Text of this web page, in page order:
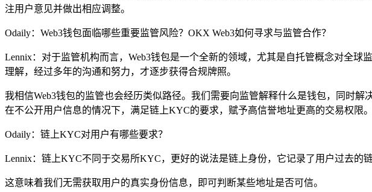
注用户意见并做出相应调整。
Odaily：Web3钱包面临哪些重要监管风险？OKX Web3如何寻求与监管合作？
Lennix：对于监管机构而言，Web3钱包是一个全新的领域，尤其是自托管概念对全
理解，经过多年的沟通和努力，才逐步获得合规牌照。
我相信Web3钱包的监管也会经历类似路径。我们需要向监管解释什么是钱包，同时
在不公开用户信息的情况下，满足链上KYC的要求，赋予高信誉地址更高的交易权限。
Odaily：链上KYC对用户有哪些要求？
Lennix：链上KYC不同于交易所KYC，更好的说法是链上身份，它记录了用户过去的
这意味着我们无需获取用户的真实身份信息，即可判断某些地址是否可信。